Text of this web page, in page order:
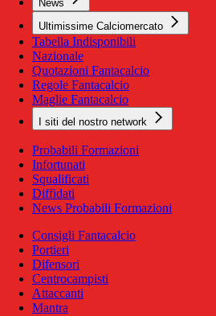
News
Ultimissime Calciomercato
Tabella Indisponibili
Nazionale
Quotazioni Fantacalcio
Regole Fantacalcio
Maglie Fantacalcio
I siti del nostro network
Probabili Formazioni
Infortunati
Squalificati
Diffidati
News Probabili Formazioni
Consigli Fantacalcio
Portieri
Difensori
Centrocampisti
Attaccanti
Mantra